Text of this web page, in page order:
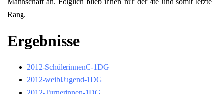
Rang.
Ergebnisse
2012-SchülerinnenC-1DG
2012-weiblJugend-1DG
2012-Turnerinnen-1DG